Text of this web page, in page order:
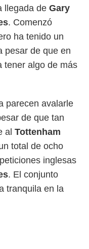
llegada de Gary
. Comenzó
ha tenido un
pesar de que en
tener algo de más
parecen avalarle
de que tan
al Tottenham
total de ocho
inglesas
. El conjunto
tranquila en la